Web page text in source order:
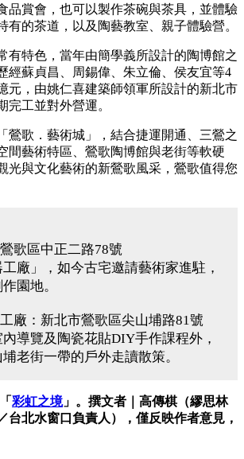
品賞會，也可以製作茶碗與茶具，並體驗
有的茶道，以及陶藝教室、親子體驗營。
有特色，當年由簡學義所設計的陶博館之
經蘇貞昌、周錫偉、朱立倫、侯友宜等4
元，由姚仁喜建築師領軍所設計的新北市
完工並對外營運。
鶯歌．藝術城」，結合捷運開通、三鶯之
間藝術特區、鶯歌陶博館與老街等軟硬
光與文化藝術的新鶯歌風采，鶯歌值得您
歌區中正二路78號
廠」，如今古宅邀請藝術家進駐，
園地。
廠：新北市鶯歌區尖山埔路81號
導覽及陶瓷花貼DIY手作課程外，
老街一帶的戶外走讀散策。
彩虹之境」。撰文者｜高傳棋（繆思林
台北水窗口負責人），僅反映作者意見，